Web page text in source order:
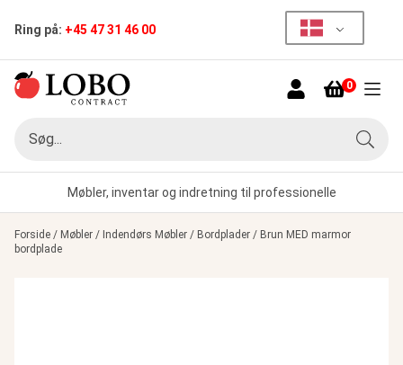
Ring på: +45 47 31 46 00
0
Menu
Søg
Møbler, inventar og indretning til professionelle
Forside / Møbler / Indendørs Møbler / Bordplader / Brun MED marmor
bordplade